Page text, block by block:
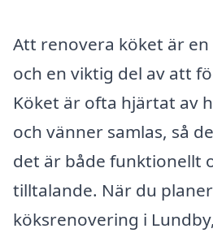
Att renovera köket är
och en viktig del av att
Köket är ofta hjärtat av
och vänner samlas, så
det är både funktionellt
tilltalande. När du
köksrenovering i